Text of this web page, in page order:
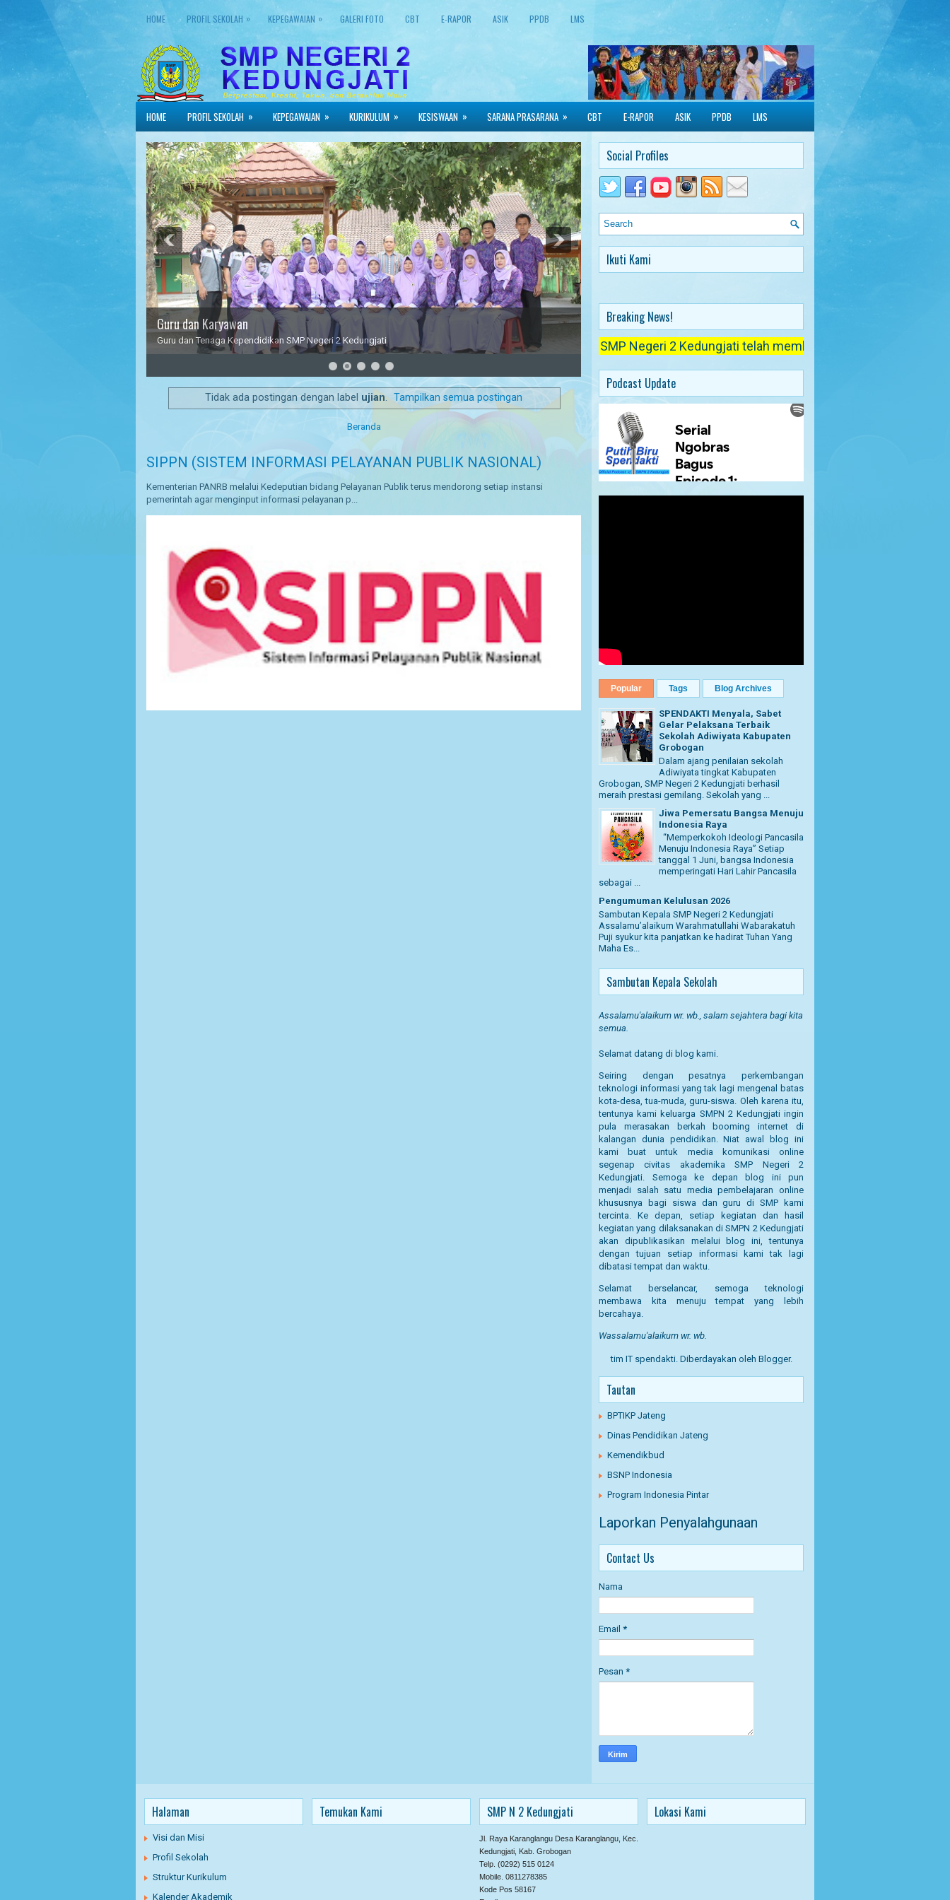
HOME PROFIL SEKOLAH » KEPEGAWAIAN » GALERI FOTO CBT E-RAPOR ASIK PPDB LMS
HOME PROFIL SEKOLAH » KEPEGAWAIAN » KURIKULUM » KESISWAAN » SARANA PRASARANA » CBT E-RAPOR ASIK PPDB LMS
Kependidikan SMP Negeri 2 Kedungjati
Kepala SMP N 2 Kedungjati
Bapak Kepala Sekolah memberikan amanat saat Upacara Bendera
Tidak ada postingan dengan label ujian. Tampilkan semua postingan
Beranda
SIPPN (SISTEM INFORMASI PELAYANAN PUBLIK NASIONAL)
Kementerian PANRB melalui Kedeputian bidang Pelayanan Publik terus mendorong setiap instansi
pemerintah agar menginput informasi pelayanan p...
Social Profiles
Ikuti Kami
Breaking News!
SMP Negeri 2 Kedungjati telah membuka pendaftaran untuk
Podcast Update
Popular Tags Blog Archives
SPENDAKTI Menyala, Sabet
Gelar Pelaksana Terbaik
Sekolah Adiwiyata Kabupaten
Grobogan
Dalam ajang penilaian sekolah
Adiwiyata tingkat Kabupaten
Grobogan, SMP Negeri 2 Kedungjati berhasil
meraih prestasi gemilang. Sekolah yang ...
Jiwa Pemersatu Bangsa Menuju
Indonesia Raya
“Memperkokoh Ideologi Pancasila
Menuju Indonesia Raya” Setiap
tanggal 1 Juni, bangsa Indonesia
memperingati Hari Lahir Pancasila
sebagai ...
Pengumuman Kelulusan 2026
Sambutan Kepala SMP Negeri 2 Kedungjati
Assalamu’alaikum Warahmatullahi Wabarakatuh
Puji syukur kita panjatkan ke hadirat Tuhan Yang
Maha Es...
Sambutan Kepala Sekolah
Assalamu'alaikum wr. wb., salam sejahtera bagi kita
semua.
Selamat datang di blog kami.
Seiring dengan pesatnya perkembangan
teknologi informasi yang tak lagi mengenal batas
kota-desa, tua-muda, guru-siswa. Oleh karena itu,
tentunya kami keluarga SMPN 2 Kedungjati ingin
pula merasakan berkah booming internet di
kalangan dunia pendidikan. Niat awal blog ini
kami buat untuk media komunikasi online
segenap civitas akademika SMP Negeri 2
Kedungjati. Semoga ke depan blog ini pun
menjadi salah satu media pembelajaran online
khususnya bagi siswa dan guru di SMP kami
tercinta. Ke depan, setiap kegiatan dan hasil
kegiatan yang dilaksanakan di SMPN 2 Kedungjati
akan dipublikasikan melalui blog ini, tentunya
dengan tujuan setiap informasi kami tak lagi
dibatasi tempat dan waktu.
Selamat berselancar, semoga teknologi
membawa kita menuju tempat yang lebih
bercahaya.
Wassalamu'alaikum wr. wb.
tim IT spendakti. Diberdayakan oleh Blogger.
Tautan
BPTIKP Jateng
Dinas Pendidikan Jateng
Kemendikbud
BSNP Indonesia
Program Indonesia Pintar
Laporkan Penyalahgunaan
Contact Us
Nama
Email *
Pesan *
Halaman
Visi dan Misi
Profil Sekolah
Struktur Kurikulum
Kalender Akademik
Temukan Kami SMP N 2 Kedungjati
Jl. Raya Karanglangu Desa Karanglangu, Kec.
Kedungjati, Kab. Grobogan
Telp. (0292) 515 0124
Mobile. 0811278385
Kode Pos 58167
Lokasi Kami